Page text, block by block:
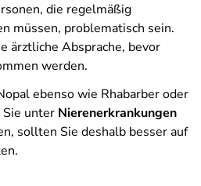
die regelmäßig
müssen, problematisch sein.
ärztliche Absprache, bevor
werden.
ebenso wie Rhabarber oder
Sie unter Nierenerkrankungen
sollten Sie deshalb besser auf